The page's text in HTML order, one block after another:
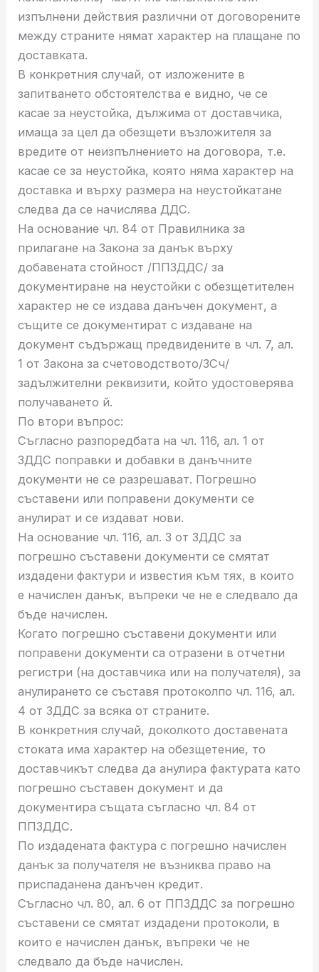
изпълнени действия различни от договорените
между страните нямат характер на плащане по
доставката.
В конкретния случай, от изложените в
запитването обстоятелства е видно, че се
касае за неустойка, дължима от доставчика,
имаща за цел да обезщети възложителя за
вредите от неизпълнението на договора, т.е.
касае се за неустойка, която няма характер на
доставка и върху размера на неустойкатане
следва да се начислява ДДС.
На основание чл. 84 от Правилника за
прилагане на Закона за данък върху
добавената стойност /ППЗДДС/ за
документиране на неустойки с обезщетителен
характер не се издава данъчен документ, а
същите се документират с издаване на
документ съдържащ предвидените в чл. 7, ал.
1 от Закона за счетоводството/ЗСч/
задължителни реквизити, който удостоверява
получаването й.
По втори въпрос:
Съгласно разпоредбата на чл. 116, ал. 1 от
ЗДДС поправки и добавки в данъчните
документи не се разрешават. Погрешно
съставени или поправени документи се
анулират и се издават нови.
На основание чл. 116, ал. 3 от ЗДДС зa
погрешно съставени документи се смятат
издадени фактури и известия към тях, в които
е начислен данък, въпреки че не е следвало да
бъде начислен.
Когато погрешно съставени документи или
поправени документи са oтразени в отчетни
регистри (на доставчика или на получателя), за
анулирането се съставя протоколпо чл. 116, ал.
4 от ЗДДС за всяка от cтраните.
В конкретния случай, доколкото доставената
стоката има характер на обезщетение, то
доставчикът следва да анулира фактурата като
погрешно съставен документ и да
документира същата съгласно чл. 84 от
ППЗДДС.
По издадената фактура с погрешно начислен
данък за получателя не възниква право на
приспаданена данъчен кредит.
Съгласно чл. 80, ал. 6 от ППЗДДС за погрешно
съставени се смятат издадени протоколи, в
които е начислен данък, въпреки че не
следвало да бъде начислен.